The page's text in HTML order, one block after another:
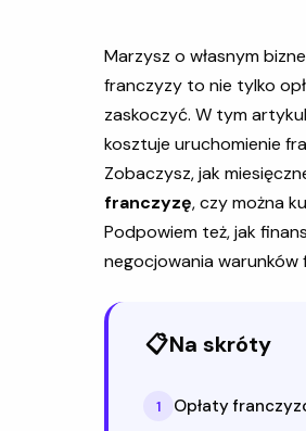
Marzysz o własnym
franczyzy to nie tylko
zaskoczyć. W tym
kosztuje uruchomienie
Zobaczysz, jak
franczyzę, czy można
Podpowiem też, jak
negocjowania
📋Na skróty
1 Opłaty